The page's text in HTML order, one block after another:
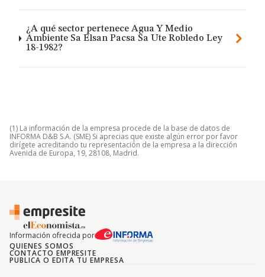
¿A qué sector pertenece Agua Y Medio
Ambiente Sa Elsan Pacsa Sa Ute Robledo Ley
18-1982?
(1) La información de la empresa procede de la base de datos de
INFORMA D&B S.A. (SME) Si aprecias que existe algún error por favor
dirígete acreditando tu representación de la empresa a la dirección
Avenida de Europa, 19, 28108, Madrid.
Información ofrecida por
QUIENES SOMOS
CONTACTO EMPRESITE
PUBLICA O EDITA TU EMPRESA